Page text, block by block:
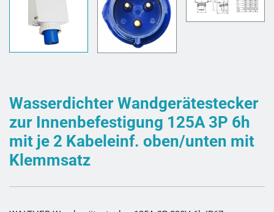
Wasserdichter Wandgerätestecker
zur Innenbefestigung 125A 3P 6h
mit je 2 Kabeleinf. oben/unten mit
Klemmsatz